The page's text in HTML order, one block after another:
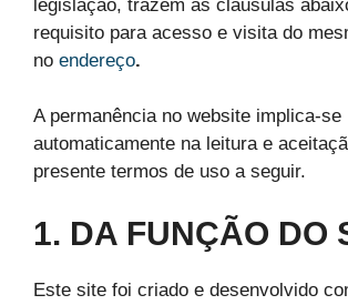
legislação, trazem as cláusulas
requisito para acesso e visita do
no endereço.
A permanência no website implica-se
automaticamente na leitura e
presente termos de uso a seguir.
1. DA FUNÇÃO DO
Este site foi criado e desenvolvido